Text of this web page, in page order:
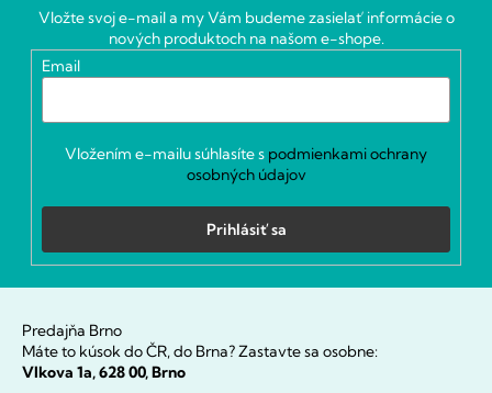
Vložte svoj e-mail a my Vám budeme zasielať informácie o
nových produktoch na našom e-shope.
Email
Vložením e-mailu súhlasíte s podmienkami ochrany
osobných údajov
Prihlásiť sa
Predajňa Brno
Máte to kúsok do ČR, do Brna? Zastavte sa osobne:
Vlkova 1a, 628 00, Brno